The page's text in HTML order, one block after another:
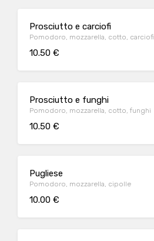
Prosciutto e carciofi
Pomodoro, mozzarella, cotto, carciofi
10.50 €
Prosciutto e funghi
Pomodoro, mozzarella, cotto, funghi
10.50 €
Pugliese
Pomodoro, mozzarella, cipolle
10.00 €